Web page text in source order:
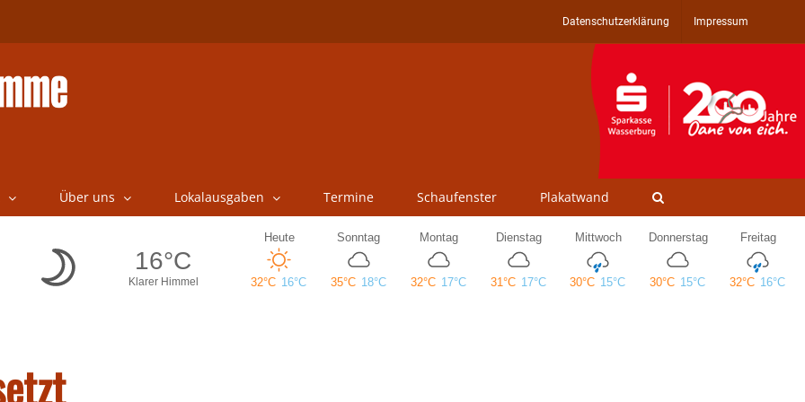
Datenschutzerklärung Impressum
Über uns Lokalausgaben Termine Schaufenster Plakatwand